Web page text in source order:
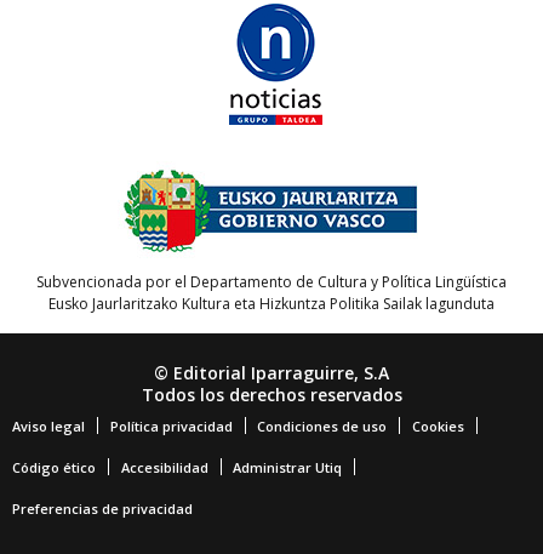
Subvencionada por el Departamento de Cultura y Política Lingüística
Eusko Jaurlaritzako Kultura eta Hizkuntza Politika Sailak lagunduta
© Editorial Iparraguirre, S.A
Todos los derechos reservados
Aviso legal Política privacidad Condiciones de uso Cookies
Código ético Accesibilidad Administrar Utiq
Preferencias de privacidad